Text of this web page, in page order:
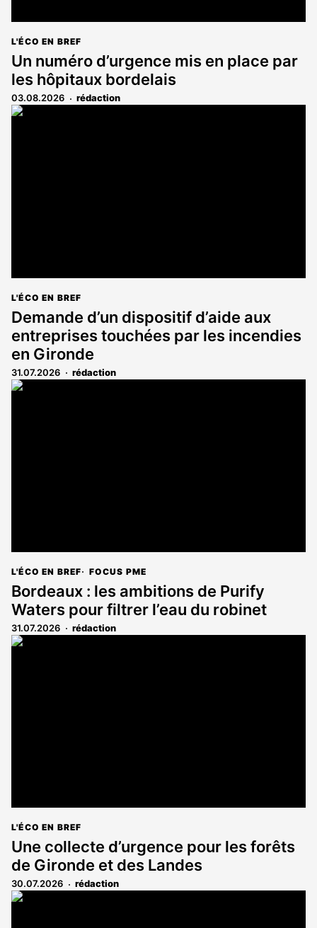
L'ÉCO EN BREF
Un numéro d’urgence mis en place par
les hôpitaux bordelais
03.08.2026 rédaction
L'ÉCO EN BREF
Demande d’un dispositif d’aide aux
entreprises touchées par les incendies
en Gironde
31.07.2026 rédaction
L'ÉCO EN BREF FOCUS PME
Bordeaux : les ambitions de Purify
Waters pour filtrer l’eau du robinet
31.07.2026 rédaction
L'ÉCO EN BREF
Une collecte d’urgence pour les forêts
de Gironde et des Landes
30.07.2026 rédaction